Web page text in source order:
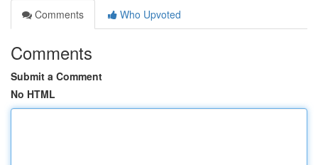
Comments
Who Upvoted
Comments
Submit a Comment
No HTML